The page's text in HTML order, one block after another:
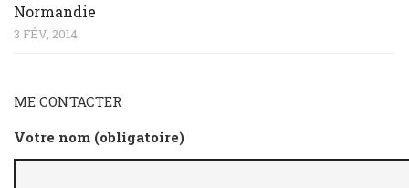
Normandie
3 FÉV, 2014
ME CONTACTER
Votre nom (obligatoire)